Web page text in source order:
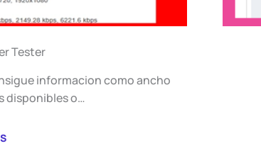
Tester
informacion como ancho
disponibles o…